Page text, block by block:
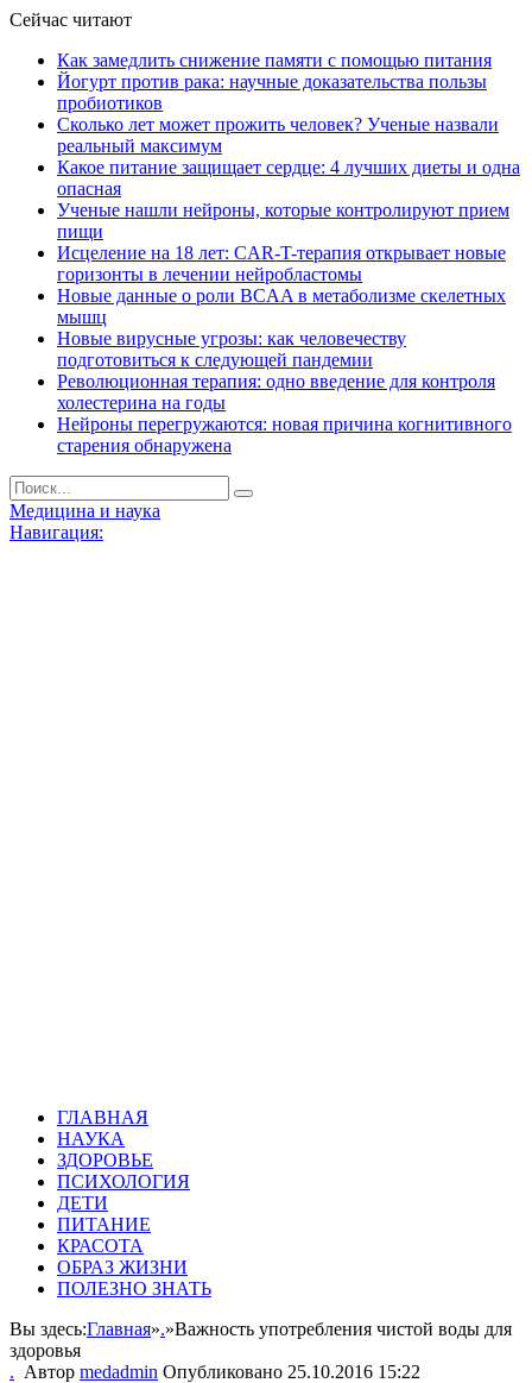
Сейчас читают
Как замедлить снижение памяти с помощью питания
Йогурт против рака: научные доказательства пользы
пробиотиков
Сколько лет может прожить человек? Ученые назвали
реальный максимум
Какое питание защищает сердце: 4 лучших диеты и одна
опасная
Ученые нашли нейроны, которые контролируют прием
пищи
Исцеление на 18 лет: CAR-T-терапия открывает новые
горизонты в лечении нейробластомы
Новые данные о роли BCAA в метаболизме скелетных
мышц
Новые вирусные угрозы: как человечеству
подготовиться к следующей пандемии
Революционная терапия: одно введение для контроля
холестерина на годы
Нейроны перегружаются: новая причина когнитивного
старения обнаружена
Медицина и наука
Навигация:
ГЛАВНАЯ
НАУКА
ЗДОРОВЬЕ
ПСИХОЛОГИЯ
ДЕТИ
ПИТАНИЕ
КРАСОТА
ОБРАЗ ЖИЗНИ
ПОЛЕЗНО ЗНАТЬ
Вы здесь:Главная».»Важность употребления чистой воды для
здоровья
. Автор medadmin Опубликовано 25.10.2016 15:22